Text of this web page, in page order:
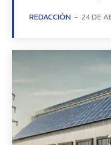
REDACCIÓN - 24 DE